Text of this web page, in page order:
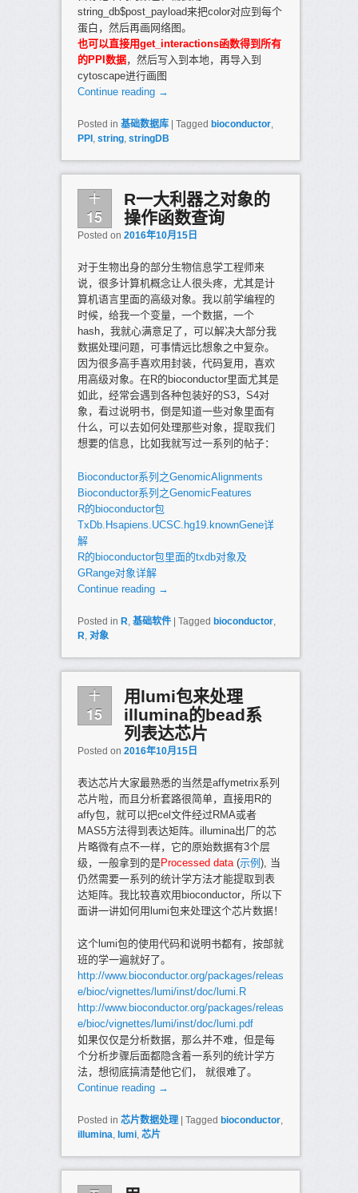
string_db$post_payload来把color对应到每个
蛋白，然后再画网络图。
也可以直接用get_interactions函数得到所有
的PPI数据，然后写入到本地，再导入到
cytoscape进行画图
Continue reading →
Posted in 基础数据库 Tagged bioconductor,
PPI , string, stringDB
十
15
R一大利器之对象的
操作函数查询
Posted on 2016年10月15日
对于生物出身的部分生物信息学工程师来
说，很多计算机概念让人很头疼，尤其是计
算机语言里面的高级对象。我以前学编程的
时候，给我一个变量，一个数据，一个
hash，我就心满意足了，可以解决大部分我
数据处理问题，可事情远比想象之中复杂。
因为很多高手喜欢用封装，代码复用，喜欢
用高级对象。在R的bioconductor里面尤其是
如此，经常会遇到各种包装好的S3，S4对
象，看过说明书，倒是知道一些对象里面有
什么，可以去如何处理那些对象，提取我们
想要的信息，比如我就写过一系列的帖子：
Bioconductor系列之GenomicAlignments
Bioconductor系列之GenomicFeatures
R的bioconductor包
TxDb.Hsapiens.UCSC.hg19.knownGene详
解
R的bioconductor包里面的txdb对象及
GRange对象详解
Continue reading →
Posted in R 基础软件 | Tagged bioconductor,
R 对象
十
15
用lumi包来处理
illumina的bead系
列表达芯片
Posted on 2016年10月15日
表达芯片大家最熟悉的当然是affymetrix系列
芯片啦，而且分析套路很简单，直接用R的
affy包，就可以把cel文件经过RMA或者
MAS5方法得到表达矩阵。illumina出厂的芯
片略微有点不一样，它的原始数据有3个层
级，一般拿到的是Processed data(示例 ), 当
仍然需要一系列的统计学方法才能提取到表
达矩阵。我比较喜欢用bioconductor，所以下
面讲一讲如何用lumi包来处理这个芯片数据！
这个lumi包的使用代码和说明书都有，按部就
班的学一遍就好了。
http://www.bioconductor.org/packages/releas
e/bioc/vignettes/lumi/inst/doc/lumi.R
http://www.bioconductor.org/packages/releas
e/bioc/vignettes/lumi/inst/doc/lumi.pdf
如果仅仅是分析数据，那么并不难，但是每
个分析步骤后面都隐含着一系列的统计学方
法，想彻底搞清楚他它们， 就很难了。
Continue reading →
Posted in 芯片数据处理 Tagged bioconductor,
illumina, lumi, 芯片